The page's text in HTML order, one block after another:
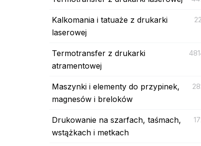
Kalkomania i tatuaże z drukarki
laserowej
Termotransfer z drukarki
atramentowej
Maszynki i elementy do przypinek,
magnesów i breloków
Drukowanie na szarfach, taśmach,
wstążkach i metkach